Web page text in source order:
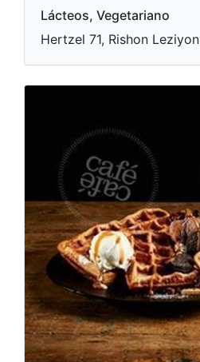
Lácteos, Vegetariano
Hertzel 71, Rishon Leziyon